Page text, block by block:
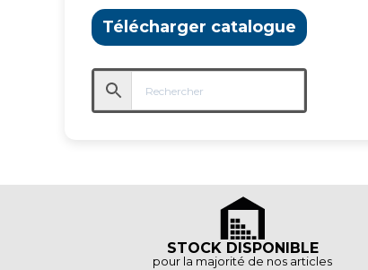
Télécharger catalogue
STOCK DISPONIBLE
pour la majorité de nos articles